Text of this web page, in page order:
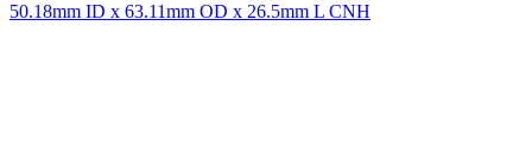
50.18mm ID x 63.11mm OD x 26.5mm L CNH